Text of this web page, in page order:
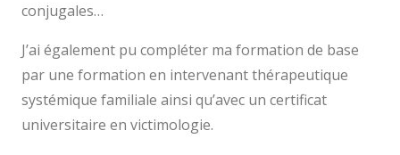
conjugales…
J’ai également pu compléter ma formation de base
par une formation en intervenant thérapeutique
systémique familiale ainsi qu’avec un certificat
universitaire en victimologie.